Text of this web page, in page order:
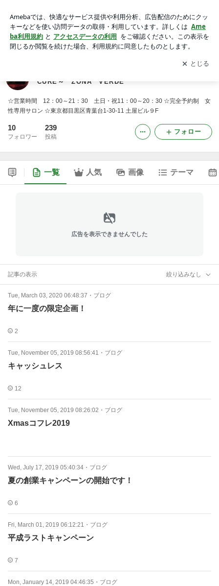
～ ZONA VERDE
アプリをダウンロードして ブログの更新通知
を受け取りまし
ょう。
開く
CURE～ ZONA VERDE
☆営業時間 12：00～21：30 土日・祝11：00～20：30 ☆完全予約制 女
性専用サロン ☆東京都目黒区青葉台1-30-11 土屋ビル９F
10
フォロワー
239
投稿
フォロー
一覧 人気 画像 テーマ
広告を表示できませんでした
記事の表示 絞り込みなし
Tue, March 03, 2020 06:48:37 ・ ブログ
年に一度の限定企画！
2
Tue, November 05, 2019 08:56:41 ・ ブログ
キャッシュレス
12
Tue, November 05, 2019 08:26:02 ・ ブログ
Xmasコフレ2019
Wed, July 17, 2019 05:40:34 ・ ブログ
夏の創業キャンペーンの開始です！
6
Fri, March 01, 2019 06:12:21 ・ ブログ
平成ラストキャンペーン
7
Mon, January 14, 2019 04:46:35 ・ ブログ